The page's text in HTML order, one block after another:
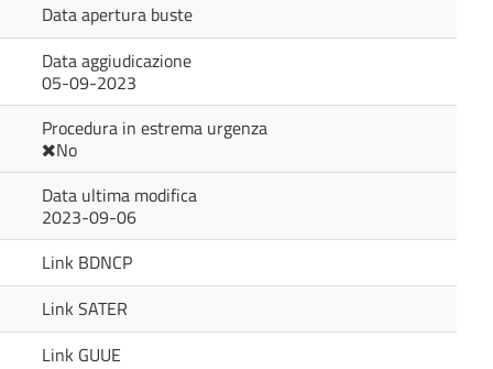
Data apertura buste
Data aggiudicazione
05-09-2023
Procedura in estrema urgenza
No
Data ultima modifica
2023-09-06
Link BDNCP
Link SATER
Link GUUE